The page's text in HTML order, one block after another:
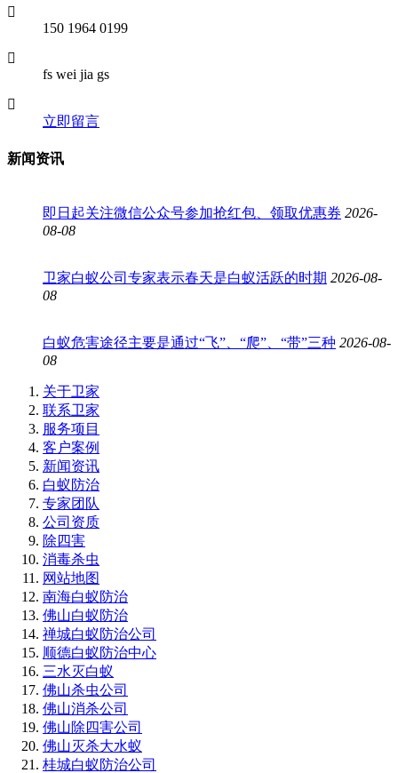
150 1964 0199
fs wei jia gs
立即留言
新闻资讯
即日起关注微信公众号参加抢红包、领取优惠券 2026-
08-08
卫家白蚁公司专家表示春天是白蚁活跃的时期 2026-08-
08
白蚁危害途径主要是通过“飞”、“爬”、“带”三种 2026-08-
08
关于卫家
联系卫家
服务项目
客户案例
新闻资讯
白蚁防治
专家团队
公司资质
除四害
消毒杀虫
网站地图
南海白蚁防治
佛山白蚁防治
禅城白蚁防治公司
顺德白蚁防治中心
三水灭白蚁
佛山杀虫公司
佛山消杀公司
佛山除四害公司
佛山灭杀大水蚁
桂城白蚁防治公司